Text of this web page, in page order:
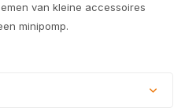
van kleine accessoires
minipomp.